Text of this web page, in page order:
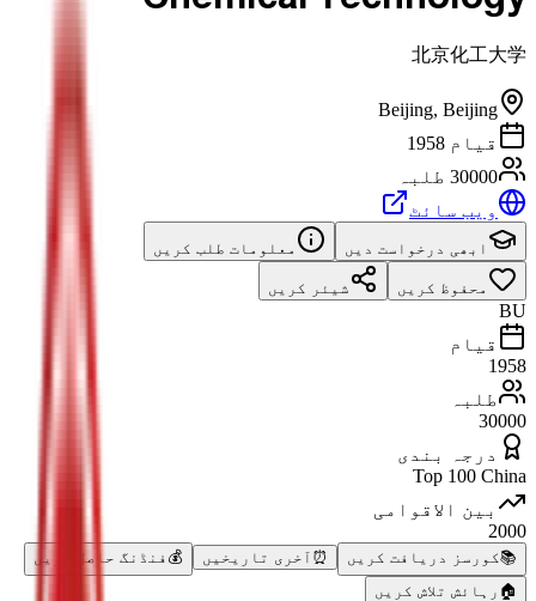
北京化工大学
Beijing, Beijing
قیام 1958
30000 طلبہ
ویب سائٹ
ابھی درخواست دیں معلومات طلب کریں
محفوظ کریں شیئر کریں
BU
قیام
1958
طلبہ
30000
درجہ بندی
Top 100 China
بین الاقوامی
2000
📚کورسز دریافت کریں ⏰ آخری تاریخیں 💰 فنڈنگ حاصل کریں
🏠 رہائش تلاش کریں